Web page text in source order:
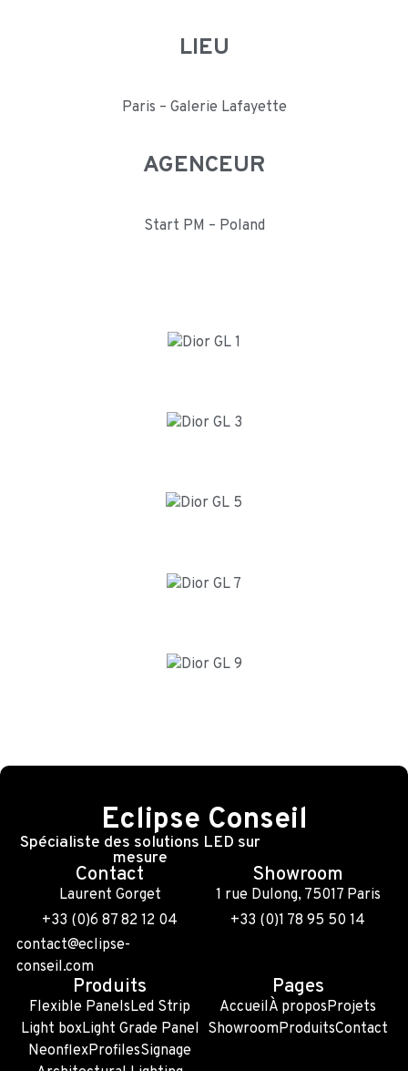
LIEU
Paris – Galerie Lafayette
AGENCEUR
Start PM – Poland
Eclipse Conseil
Spécialiste des solutions LED sur
mesure
Contact
Laurent Gorget
+33 (0)6 87 82 12 04
contact@eclipse-
conseil.com
Showroom
1 rue Dulong, 75017 Paris
+33 (0)1 78 95 50 14
Produits
Flexible PanelsLed Strip
Light boxLight Grade Panel
NeonflexProfilesSignage
Pages
AccueilÀ proposProjets
ShowroomProduitsContact